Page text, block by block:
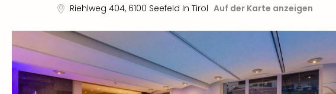
Riehlweg 404, 6100 Seefeld In Tirol Auf der Karte anzeigen